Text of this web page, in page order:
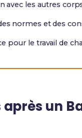
avec les autres
normes et des
pour le travail de
un